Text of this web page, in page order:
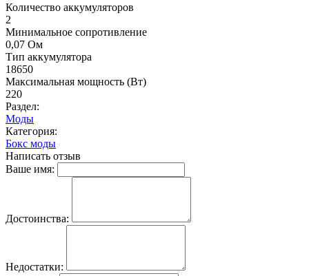
Количество аккумуляторов
2
Минимальное сопротивление
0,07 Ом
Тип аккумулятора
18650
Максимальная мощность (Вт)
220
Раздел:
Моды
Категория:
Бокс моды
Написать отзыв
Ваше имя:
Достоинства:
Недостатки: